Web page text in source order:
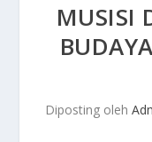
MUSISI
Diposting oleh